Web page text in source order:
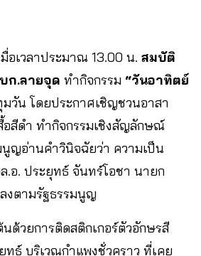
อเวลาประมาณ 13.00 น. สมบัติ
บก.ลายจุด ทำกิจกรรม “วันอาทิตย์
วัน โดยประกาศเชิญชวนอาสา
อสีดำ ทำกิจกรรมเชิงสัญลักษณ์
ญอ่านคำวินิจฉัยว่า ความเป็น
.อ. ประยุทธ์ จันทร์โอชา นายก
งตามรัฐธรรมนูญ
นด้วยการติดสติกเกอร์ตัวอักษรสี
ทธ์ บริเวณกำแพงชั่วคราว ที่เคย